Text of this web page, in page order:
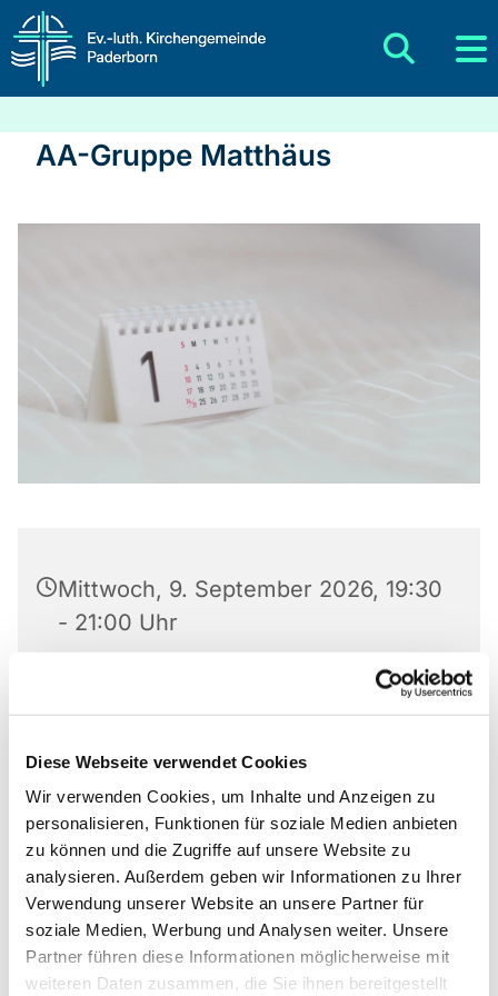
Diese Webseite verwendet Cookies
Wir verwenden Cookies, um Inhalte und Anzeigen zu
personalisieren, Funktionen für soziale Medien anbieten
zu können und die Zugriffe auf unsere Website zu
analysieren. Außerdem geben wir Informationen zu Ihrer
Verwendung unserer Website an unsere Partner für
soziale Medien, Werbung und Analysen weiter. Unsere
Partner führen diese Informationen möglicherweise mit
weiteren Daten zusammen, die Sie ihnen bereitgestellt
AA-Gruppe Matthäus
Mittwoch, 9. September 2026, 19:30
- 21:00 Uhr
Matthäus-Kirche, Rotheweg 63,
33102 Paderborn
Anmeldung bei 0176 519 101 10
Gruppe von Anonymen Alkoholikern und
Alkoholikerinnen
Anmeldung bei 0176 519 101 10